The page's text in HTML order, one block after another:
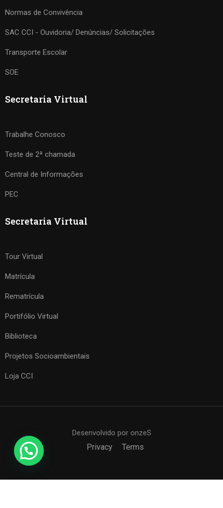
Normas de Convivência
SAC CCI - Ouvidoria/ Denúncias/ Solicitações
Transporte Escolar
SOE
Secretaria Virtual
Trabalhe Conosco
Teste de 2ª chamada
Central de Informações
PEC
Secretaria Virtual
Tour Virtual
Matrícula
Rematrícula
Portifólio Virtual
Biblioteca
Projetos Socioambientais
Loja CCI
Desenvolvido por onzeS
Privacy Terms